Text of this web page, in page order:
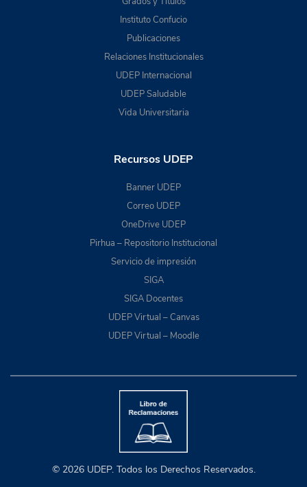
Instituto Confucio
Publicaciones
Relaciones Institucionales
UDEP Internacional
UDEP Saludable
Vida Universitaria
Recursos UDEP
Banner UDEP
Correo UDEP
OneDrive UDEP
Pirhua – Repositorio Institucional
Servicio de impresión
SIGA
SIGA Docentes
UDEP Virtual – Canvas
UDEP Virtual – Moodle
© 2026 UDEP. Todos los Derechos Reservados.